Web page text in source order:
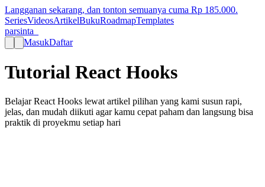
Langganan sekarang, dan tonton semuanya cuma Rp 185.000.
SeriesVideosArtikelBukuRoadmapTemplates
parsinta_
MasukDaftar
Tutorial React Hooks
Belajar React Hooks lewat artikel pilihan yang kami susun rapi,
jelas, dan mudah diikuti agar kamu cepat paham dan langsung bisa
praktik di proyekmu setiap hari